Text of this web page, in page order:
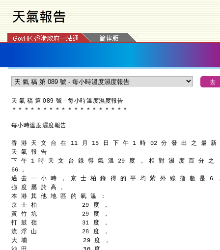
天 氣 稿 第 089 號 - 每小時溫度濕度報告
＊ ＊ ＊ ＊ ＊ ＊ ＊ ＊ ＊ ＊ ＊ ＊ ＊ ＊ ＊ ＊ ＊ ＊ ＊
每小時溫度濕度報告
香 港 天 文 台 在 11 月 15 日 下 午 1 時 02 分 發 出 之 最 新
天 氣 報 告
下 午 1 時 天 文 台 錄 得 氣 溫 29 度 ， 相 對 濕 度 百 分 之
66 。
過 去 一 小 時 ， 京 士 柏 錄 得 的 平 均 紫 外 線 指 數 是 6
強 度 屬 於 高 。
本 港 其 他 地 區 的 氣 溫 ：
京 士 柏            29 度 ，
黃 竹 坑            29 度 ，
打 鼓 嶺            31 度 ，
流 浮 山            28 度 ，
大 埔               29 度 ，